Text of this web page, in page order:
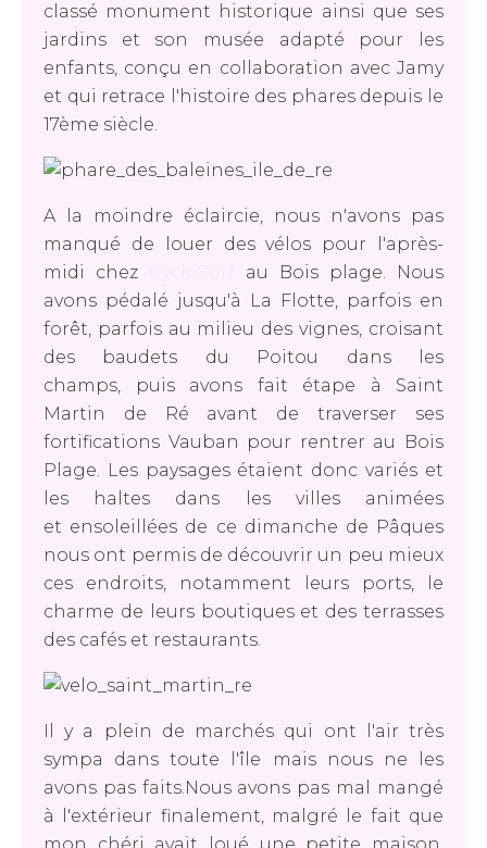
classé monument historique ainsi que ses
jardins et son musée adapté pour les
enfants, conçu en collaboration avec Jamy
et qui retrace l'histoire des phares depuis le
17ème siècle.
A la moindre éclaircie, nous n'avons pas
manqué de louer des vélos pour l'après-
midi chez
au Bois plage. Nous
avons pédalé jusqu'à La Flotte, parfois en
forêt, parfois au milieu des vignes, croisant
des baudets du Poitou dans les
champs, puis avons fait étape à Saint
Martin de Ré avant de traverser ses
fortifications Vauban pour rentrer au Bois
Plage. Les paysages étaient donc variés et
les haltes dans les villes animées
et ensoleillées de ce dimanche de Pâques
nous ont permis de découvrir un peu mieux
ces endroits, notamment leurs ports, le
charme de leurs boutiques et des terrasses
des cafés et restaurants.
Il y a plein de marchés qui ont l'air très
sympa dans toute l'île mais nous ne les
avons pas faits.Nous avons pas mal mangé
à l'extérieur finalement, malgré le fait que